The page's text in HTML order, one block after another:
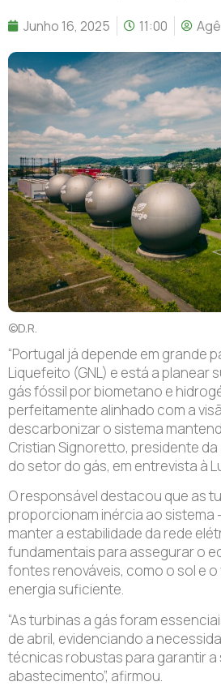
Junho 16, 2025 11:00
©D.R.
“Portugal já depende em grande
Liquefeito (GNL) e está a planear
gás fóssil por biometano e
perfeitamente alinhado com a
descarbonizar o sistema
Cristian Signoretto, presidente
do setor do gás, em entrevista à
O responsável destacou que as
proporcionam inércia ao sistema
manter a estabilidade da rede
fundamentais para assegurar o
fontes renováveis, como o sol e
energia suficiente.
“As turbinas a gás foram
de abril, evidenciando a
técnicas robustas para garantir a
abastecimento”, afirmou.